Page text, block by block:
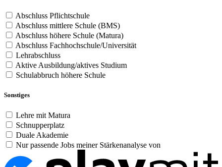
Abschluss Pflichtschule
Abschluss mittlere Schule (BMS)
Abschluss höhere Schule (Matura)
Abschluss Fachhochschule/Universität
Lehrabschluss
Aktive Ausbildung/aktives Studium
Schulabbruch höhere Schule
Sonstiges
Lehre mit Matura
Schnupperplatz
Duale Akademie
Nur passende Jobs meiner Stärkenanalyse von